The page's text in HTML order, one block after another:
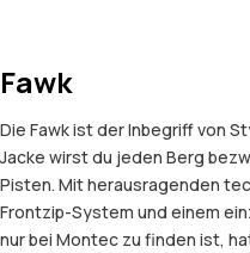
Fawk
Die Fawk ist der Inbegriff von
Jacke wirst du jeden Berg
Pisten. Mit herausragenden
Frontzip-System und einem
nur bei Montec zu finden ist,